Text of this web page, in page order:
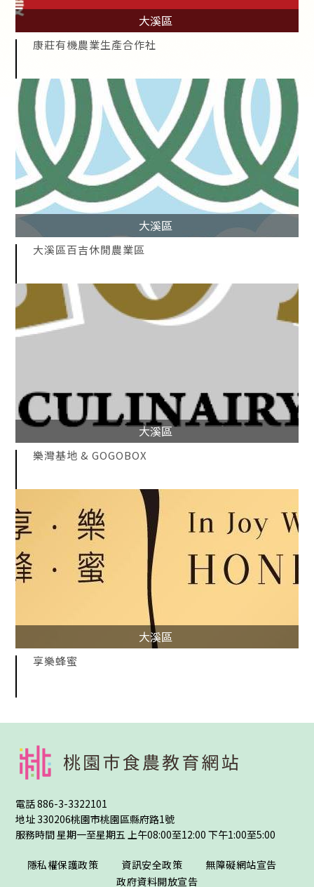
大溪區
康莊有機農業生產合作社
大溪區
大溪區百吉休閒農業區
大溪區
樂灣基地 & GOGOBOX
大溪區
享樂蜂蜜
電話886-3-3322101
地址330206桃園市桃園區縣府路1號
服務時間 星期一至星期五 上午08:00至12:00 下午1:00至5:00
隱私權保護政策 資訊安全政策
無障礙網站宣告
政府資料開放宣告